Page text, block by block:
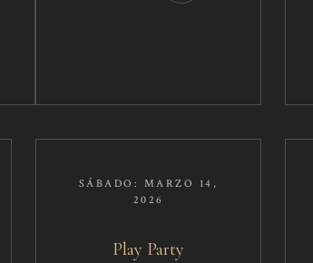
SÁBADO: MARZO 14,
2026
Play Party​